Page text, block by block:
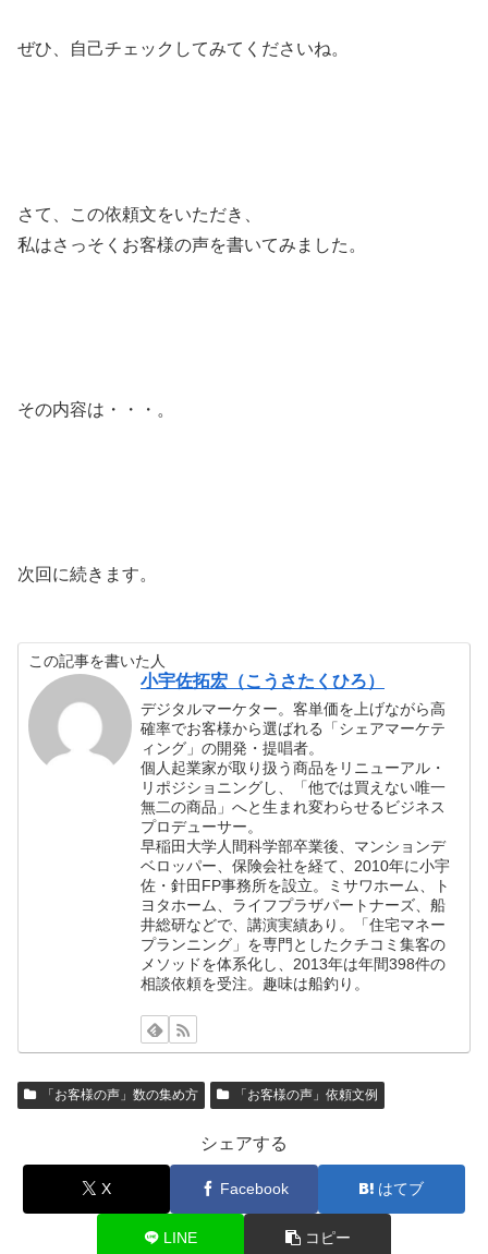
ぜひ、自己チェックしてみてくださいね。
さて、この依頼文をいただき、
私はさっそくお客様の声を書いてみました。
その内容は・・・。
次回に続きます。
この記事を書いた人
小宇佐拓宏（こうさたくひろ）
デジタルマーケター。客単価を上げながら高
確率でお客様から選ばれる「シェアマーケテ
ィング」の開発・提唱者。
個人起業家が取り扱う商品をリニューアル・
リポジショニングし、「他では買えない唯一
無二の商品」へと生まれ変わらせるビジネス
プロデューサー。
早稲田大学人間科学部卒業後、マンションデ
ベロッパー、保険会社を経て、2010年に小宇
佐・針田FP事務所を設立。ミサワホーム、ト
ヨタホーム、ライフプラザパートナーズ、船
井総研などで、講演実績あり。「住宅マネー
プランニング」を専門としたクチコミ集客の
メソッドを体系化し、2013年は年間398件の
相談依頼を受注。趣味は船釣り。
「お客様の声」数の集め方 「お客様の声」依頼文例
シェアする
X Facebook はてブ
LINE コピー